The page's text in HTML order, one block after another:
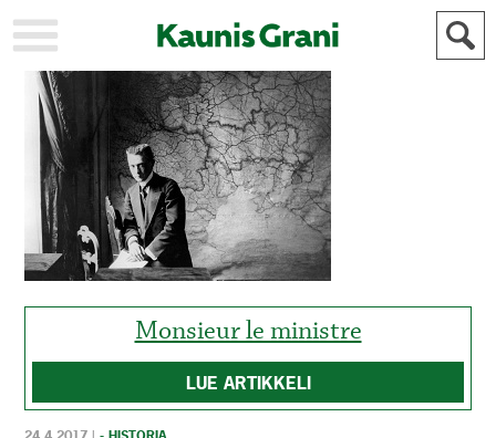
KAUPUNKI
STADEN
AJANKOHTAISTA
AKTUELLT
URHEILU
IDROTT
KULTTUURI
KULTUR
HISTORIA
HISTORIA
YLEINEN
ALLMÄN
MAINOSTAJILLE
FÖR
ANNONSÖRER
Monsieur le ministre
LUE ARTIKKELI